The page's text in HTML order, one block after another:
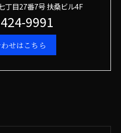
丁目27番7号 扶桑ビル4F
9991
せはこちら